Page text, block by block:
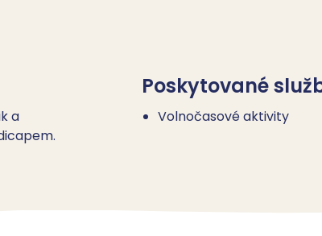
a
Poskytované
Volnočasové aktivity